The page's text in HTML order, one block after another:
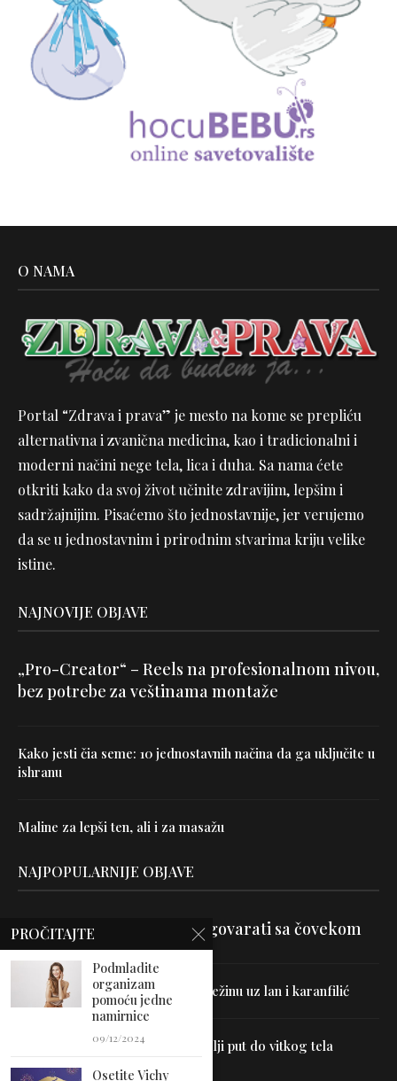
O NAMA
Portal “Zdrava i prava” je mesto na kome se prepliću
alternativna i zvanična medicina, kao i tradicionalni i
moderni načini nege tela, lica i duha. Sa nama ćete
otkriti kako da svoj život učinite zdravijim, lepšim i
sadržajnijim. Pisaćemo što jednostavnije, jer verujemo
da se u jednostavnim i prirodnim stvarima kriju velike
istine.
NAJNOVIJE OBJAVE
„Pro-Creator“ – Reels na profesionalnom nivou,
bez potrebe za veštinama montaže
Kako jesti čia seme: 10 jednostavnih načina da ga uključite u
ishranu
Maline za lepši ten, ali i za masažu
NAJPOPULARNIJE OBJAVE
Velika je veština znati razgovarati sa čovekom
Uništite parazite i normalizujte težinu uz lan i karanfilić
Dr Hajder: Akupunktura je najbolji put do vitkog tela
PROČITAJTE
Podmladite
organizam
pomoću jedne
namirnice
09/12/2024
Osetite Vichy